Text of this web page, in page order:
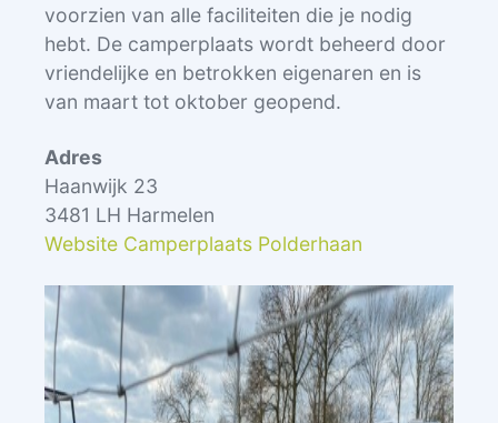
voorzien van alle faciliteiten die je nodig
hebt. De camperplaats wordt beheerd door
vriendelijke en betrokken eigenaren en is
van maart tot oktober geopend.
Adres
Haanwijk 23
3481 LH Harmelen
Website Camperplaats Polderhaan